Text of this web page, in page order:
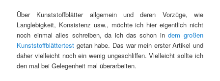
Über Kunststoffblätter allgemein und deren Vorzüge, wie
Langlebigkeit, Konsistenz usw., möchte ich hier eigentlich nicht
noch einmal alles schreiben, da ich das schon indem großen
Kunststoffblättertest getan habe. Das war mein erster Artikel und
daher vielleicht noch ein wenig ungeschliffen. Vielleicht sollte ich
den mal bei Gelegenheit mal überarbeiten.